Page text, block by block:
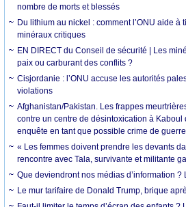
nombre de morts et blessés
Du lithium au nickel : comment l’ONU aide à
minéraux critiques
EN DIRECT du Conseil de sécurité | Les
paix ou carburant des conflits ?
Cisjordanie : l’ONU accuse les autorités
violations
Afghanistan/Pakistan. Les frappes
contre un centre de désintoxication à Kaboul
enquête en tant que possible crime de
« Les femmes doivent prendre les devants
rencontre avec Tala, survivante et militante
Que deviendront nos médias d’information ?
Le mur tarifaire de Donald Trump, brique